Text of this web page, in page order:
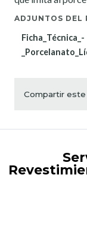
ADJUNTOS DEL
Ficha_Técnica_-
Compartir